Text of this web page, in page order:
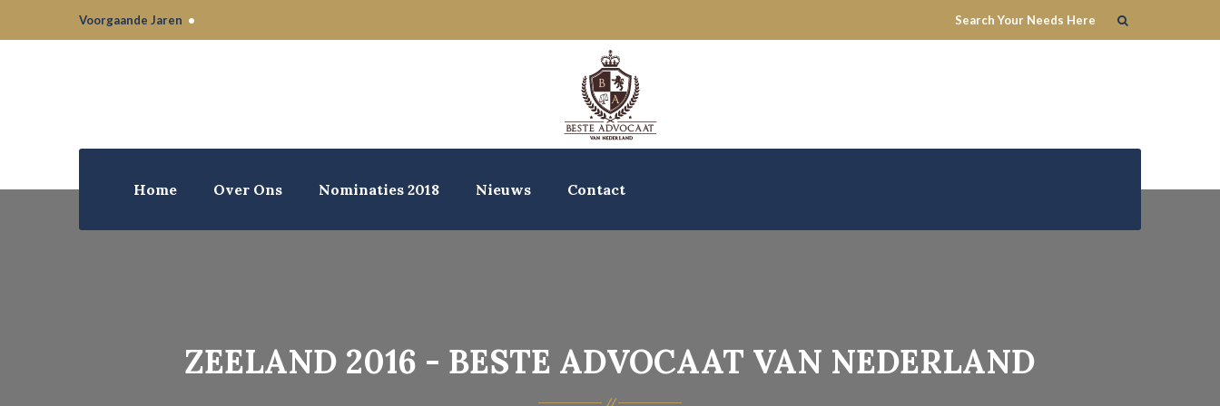
Voorgaande Jaren •
Home Over Ons Nominaties 2018 Nieuws Contact
ZEELAND 2016 - BESTE ADVOCAAT VAN NEDERLAND